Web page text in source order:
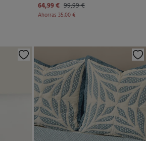
64,99 € 99,99 €
Ahorras 35,00 €